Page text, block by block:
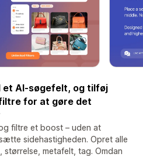
et AI-søgefelt, og tilføj
for at gøre det
filtre et boost – uden at
sidehastigheden. Opret alle
metafelt, tag. Omdan